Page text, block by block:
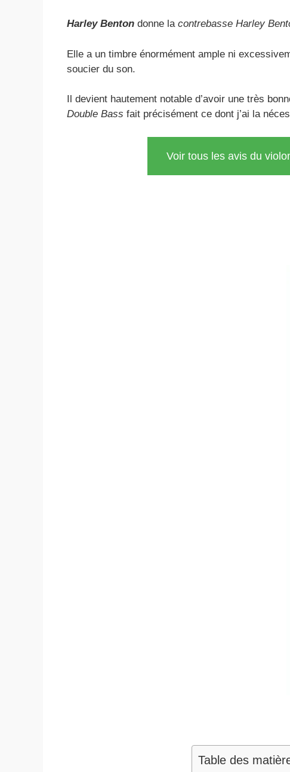
Harley Benton donne la contrebasse Harley
Elle a un timbre énormément ample ni
soucier du son.
Il devient hautement notable d’avoir une très
Double Bass fait précisément ce dont j’ai la
Voir tous les avis du
Table des